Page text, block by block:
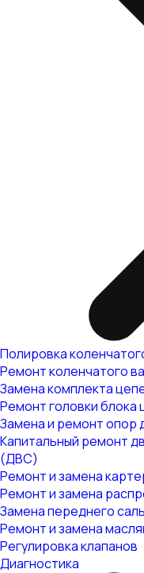
Полировка
Ремонт коленчатого
Замена комплекта
Ремонт головки блока
Замена и ремонт опор
Капитальный ремонт
(ДВС)
Ремонт и замена
Ремонт и замена
Замена переднего
Ремонт и замена
Регулировка клапанов
Диагностика